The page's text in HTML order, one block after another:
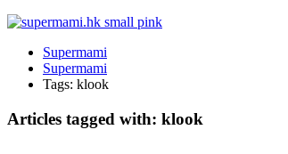
Supermami
Supermami
Tags: klook
Articles tagged with: klook